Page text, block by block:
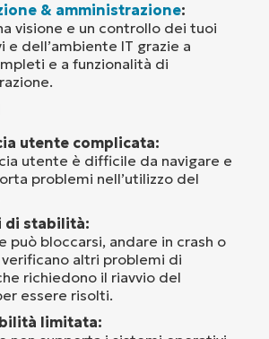
& amministrazione:
visione e un controllo dei tuoi
e dell’ambiente IT grazie a
e a funzionalità di
utente complicata:
utente è difficile da navigare e
problemi nell’utilizzo del
di stabilità:
può bloccarsi, andare in crash o
verificano altri problemi di
richiedono il riavvio del
essere risolti.
limitata: